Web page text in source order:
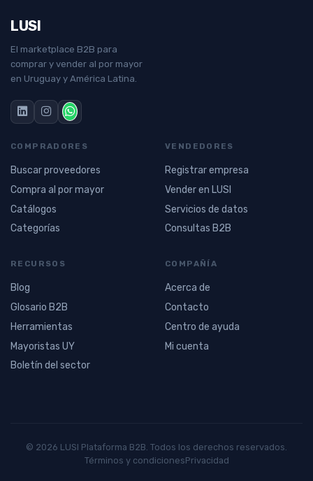
LUSI
El marketplace B2B para
comprar y vender al por mayor
en Uruguay y América Latina.
COMPRADORES
Buscar proveedores
Compra al por mayor
Catálogos
Categorías
VENDEDORES
Registrar empresa
Vender en LUSI
Servicios de datos
Consultas B2B
RECURSOS
Blog
Glosario B2B
Herramientas
Mayoristas UY
Boletín del sector
COMPAÑÍA
Acerca de
Contacto
Centro de ayuda
Mi cuenta
© 2026 LUSI Plataforma B2B. Todos los derechos reservados.
Términos y condicionesPrivacidad